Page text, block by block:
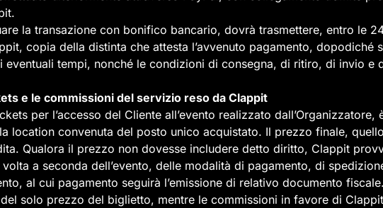
la transazione con bonifico bancario, dovrà trasmettere, entro le
copia della distinta che attesta l’avvenuto pagamento,
tempi, nonché le condizioni di consegna, di ritiro, di invio e
e le commissioni del servizio reso da Clappit
per l’accesso del Cliente all’evento realizzato
location convenuta del posto unico acquistato. Il prezzo finale,
Qualora il prezzo non dovesse includere detto diritto, Clappit
a seconda dell’evento, delle modalità di pagamento, di
al cui pagamento seguirà l’emissione di relativo documento
solo prezzo del biglietto, mentre le commissioni in favore di